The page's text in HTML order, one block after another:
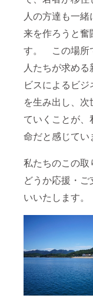
人の方達も一
来を作ろうと奮
す。 この場所
人たちが求め
ビスによるビ
を生み出し、
ていくことが、
命だと感じてい
私たちのこの取
どうか応援・
いいたします。